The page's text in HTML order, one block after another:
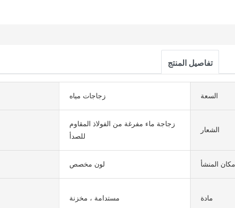
تفاصيل المنتج
زجاجات مياه السعة
زجاجة ماء مفرغة من الفولاذ المقاوم
للصدأ
الشعار
لون مخصص مكان المنشأ
مستدامة ، مخزنة مادة